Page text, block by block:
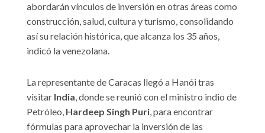
abordarán vínculos de inversión en otras áreas como
construcción, salud, cultura y turismo, consolidando
así su relación histórica, que alcanza los 35 años,
indicó la venezolana.
La representante de Caracas llegó a Hanói tras
visitar India, donde se reunió con el ministro indio de
Petróleo, Hardeep Singh Puri, para encontrar
fórmulas para aprovechar la inversión de las